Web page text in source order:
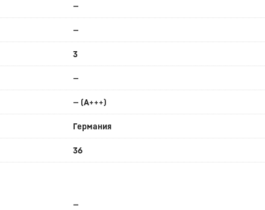
—
—
3
—
— (A+++)
Германия
36
—